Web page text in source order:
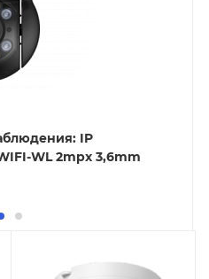
IP
WL 2mpx 3,6mm